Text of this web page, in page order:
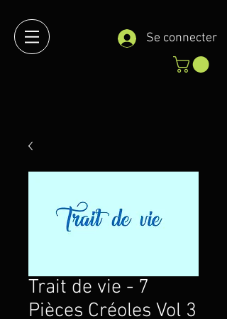
Se connecter
Trait de vie - 7
Pièces Créoles Vol 3